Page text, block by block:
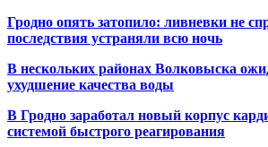
Гродно опять затопило: ливневки не
последствия устраняли всю ночь
В нескольких районах Волковыска
ухудшение качества воды
В Гродно заработал новый корпус
системой быстрого реагирования